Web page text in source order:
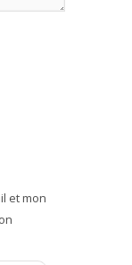
et mon